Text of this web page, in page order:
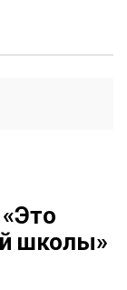
школы»